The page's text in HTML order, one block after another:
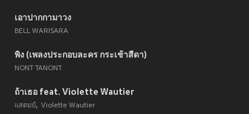
เอาปากกามาวง
BELL WARISARA
พิง (เพลงประกอบละคร กระเช้าสีดา)
NONT TANONT
ถ้าเธอ feat. Violette Wautier
แสตมป์ Violette Wautier